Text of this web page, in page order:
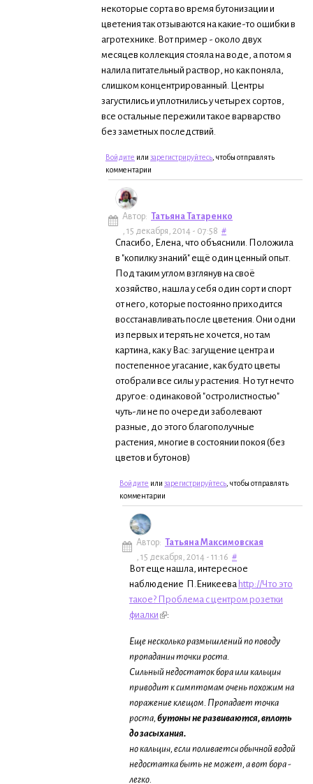
некоторые сорта во время бутонизации и
цветения так отзываются на какие-то ошибки в
агротехнике. Вот пример - около двух
месяцев коллекция стояла на воде, а потом я
налила питательный раствор, но как поняла,
слишком концентрированный. Центры
загустились и уплотнились у четырех сортов,
все остальные пережили такое варварство
без заметных последствий.
Войдите или зарегистрируйтесь , чтобы отправлять
комментарии
Автор: Татьяна Татаренко
, 15 декабря, 2014 - 07:58 #
Спасибо, Елена, что объяснили. Положила
в "копилку знаний" ещё один ценный опыт.
Под таким углом взглянув на своё
хозяйство, нашла у себя один сорт и спорт
от него, которые постоянно приходится
восстанавливать после цветения. Они одни
из первых и терять не хочется, но там
картина, как у Вас: загущение центра и
постепенное угасание, как будто цветы
отобрали все силы у растения. Но тут нечто
другое: одинаковой "остролистностью"
чуть-ли не по очереди заболевают
разные, до этого благополучные
растения, многие в состоянии покоя (без
цветов и бутонов)
Войдите или зарегистрируйтесь , чтобы отправлять
комментарии
Автор: Татьяна Максимовская
, 15 декабря, 2014 - 11:16 #
Вот еще нашла, интересное
наблюдение П.Еникеева http://Что это
такое? Проблема с центром розетки
фиалки
:
Еще несколько размышлений по поводу
пропадания точки роста.
Сильный недостаток бора или кальция
приводит к симптомам очень похожим на
поражение клещом. Пропадает точка
роста, бутоны не развиваются, вплоть
до засыхания.
но кальция, если поливается обычной водой
недостатка быть не может, а вот бора -
легко.